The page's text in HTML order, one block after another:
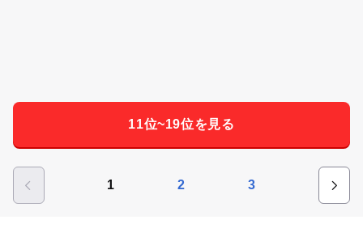
11位~19位を見る
1 2 3